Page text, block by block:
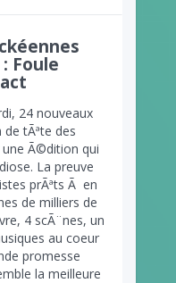
Foule
24 nouveaux
tÃªte des
Ã©dition qui
La preuve
prÃªts Ã en
de milliers de
4 scÃ¨nes, un
au coeur
promesse
la meilleure